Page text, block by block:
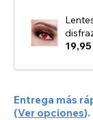
19,95
Entrega más
(Ver opciones).